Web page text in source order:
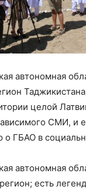
автономная
целой
СМИ, и
ГБАО в
автономная
есть